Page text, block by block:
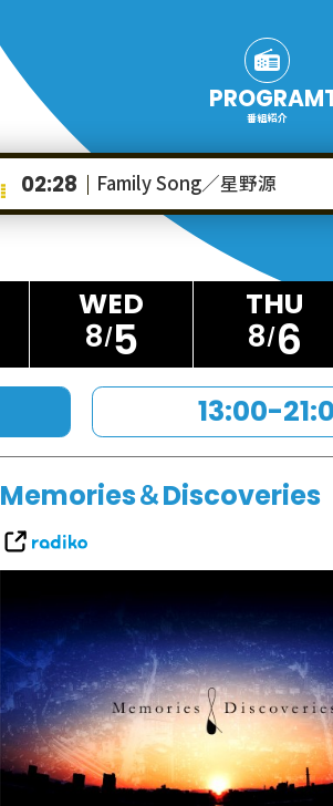
02:28 Family Song／星野源
PROGRAM
番組紹介
8 5 8 6
13:00-
Memories＆Discoveries